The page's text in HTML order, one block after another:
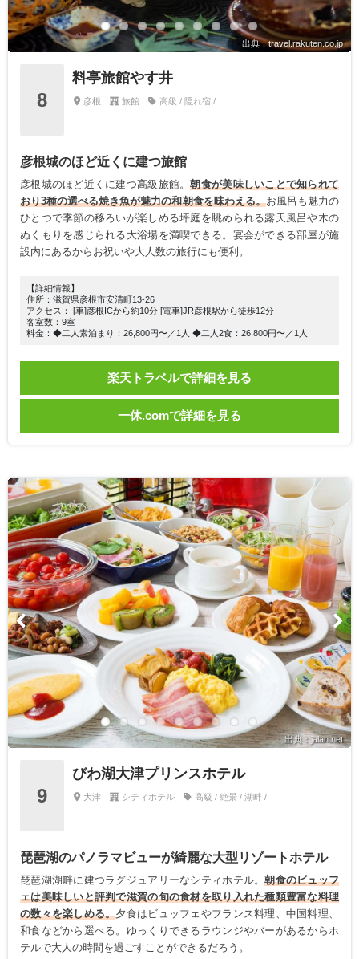
出典：travel.rakuten.co.jp
8
料亭旅館やす井
彦根 旅館 高級 / 隠れ宿 /
彦根城のほど近くに建つ旅館
彦根城のほど近くに建つ高級旅館。朝食が美味しいことで知られて
おり3種の選べる焼き魚が魅力の和朝食を味わえる。お風呂も魅力の
ひとつで季節の移ろいが楽しめる坪庭を眺められる露天風呂や木の
ぬくもりを感じられる大浴場を満喫できる。宴会ができる部屋が施
設内にあるからお祝いや大人数の旅行にも便利。
【詳細情報】
住所：滋賀県彦根市安清町13-26
アクセス： [車]彦根ICから約10分 [電車]JR彦根駅から徒歩12分
客室数：9室
料金：◆二人素泊まり：26,800円〜／1人 ◆二人2食：26,800円〜／1人
楽天トラベルで詳細を見る
一休.comで詳細を見る
出典：jalan.net
9
びわ湖大津プリンスホテル
大津 シティホテル 高級 / 絶景 / 湖畔 /
琵琶湖のパノラマビューが綺麗な大型リゾートホテル
琵琶湖湖畔に建つラグジュアリーなシティホテル。朝食のビュッフ
ェは美味しいと評判で滋賀の旬の食材を取り入れた種類豊富な料理
の数々を楽しめる。夕食はビュッフェやフランス料理、中国料理、
和食などから選べる。ゆっくりできるラウンジやバーがあるからホ
テルで大人の時間を過ごすことができるだろう。